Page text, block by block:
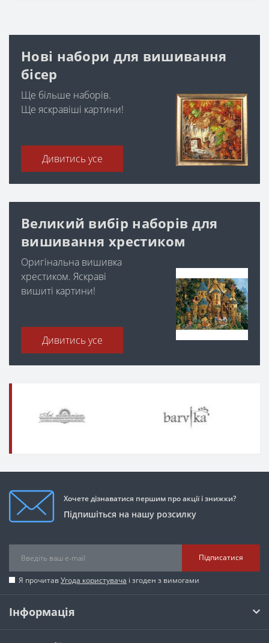
Нові набори для вишивання
бісер
Ще більше наборів.
Ще яскравіші картини!
Дивитись усе
Великий вибір наборів для
вишивання хрестиком
Оригінальна вишивка
хрестиком. Яскраві
вишиті картини!
Дивитись усе
Хочете дізнаватися першим про акції і знижки?
Підпишіться на нашу розсилку
Підписатися
Я прочитавУгода користувача і згоден з вимогами
Інформація